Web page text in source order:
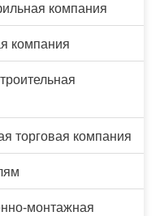
компания
компания
торговая компания
монтажная